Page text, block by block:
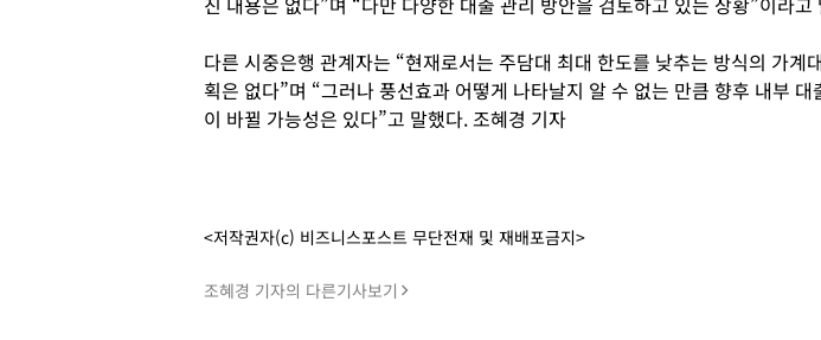
다른 시중은행 관계자는 “현재로서는 주담대 최대 한도를 낮추는 방식의 가계
획은 없다”며 “그러나 풍선효과 어떻게 나타날지 알 수 없는 만큼 향후 내부 대
이 바뀔 가능성은 있다”고 말했다. 조혜경 기자
<저작권자(c) 비즈니스포스트 무단전재 및 재배포금지>
조혜경 기자의 다른기사보기